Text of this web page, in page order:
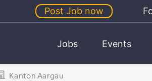
Post Job now
Jobs Events
Kanton Aargau